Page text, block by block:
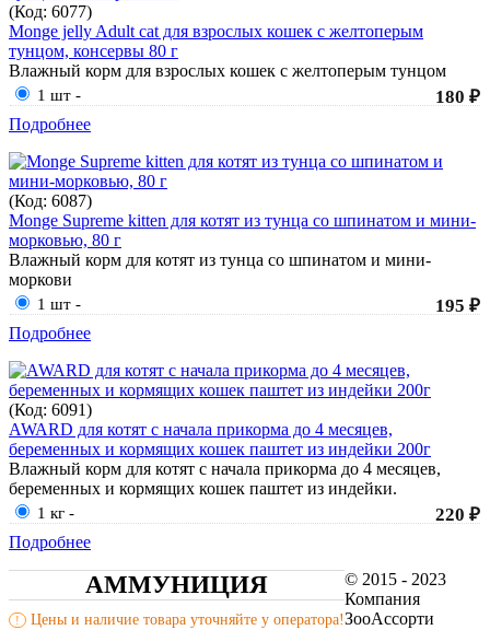
(Код: 6077)
Monge jelly Adult cat для взрослых кошек с желтоперым
тунцом, консервы 80 г
Влажный корм для взрослых кошек с желтоперым тунцом
1 шт - 180 ₽
Подробнее
(Код: 6087)
Monge Supreme kitten для котят из тунца со шпинатом и мини-
морковью, 80 г
Влажный корм для котят из тунца со шпинатом и мини-
моркови
1 шт - 195 ₽
Подробнее
(Код: 6091)
AWARD для котят с начала прикорма до 4 месяцев,
беременных и кормящих кошек паштет из индейки 200г
Влажный корм для котят с начала прикорма до 4 месяцев,
беременных и кормящих кошек паштет из индейки.
1 кг - 220 ₽
Подробнее
АММУНИЦИЯ
! Цены и наличие товара уточняйте у оператора!
© 2015 - 2023
Компания
ЗооАссорти